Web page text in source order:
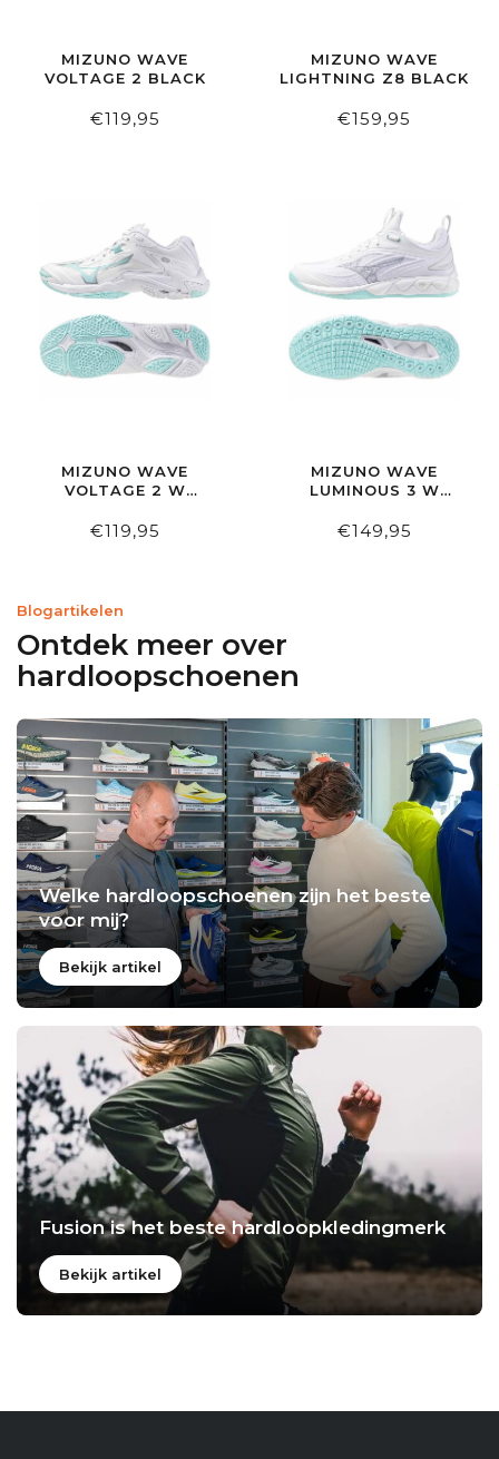
MIZUNO WAVE
VOLTAGE 2 BLACK
€119,95
MIZUNO WAVE
LIGHTNING Z8 BLACK
€159,95
MIZUNO WAVE
VOLTAGE 2 W
€119,95
MIZUNO WAVE
LUMINOUS 3 W
€149,95
Blogartikelen
Ontdek meer over
hardloopschoenen
Welke hardloopschoenen zijn het beste
voor mij?
Bekijk artikel
Fusion is het beste hardloopkledingmerk
Bekijk artikel